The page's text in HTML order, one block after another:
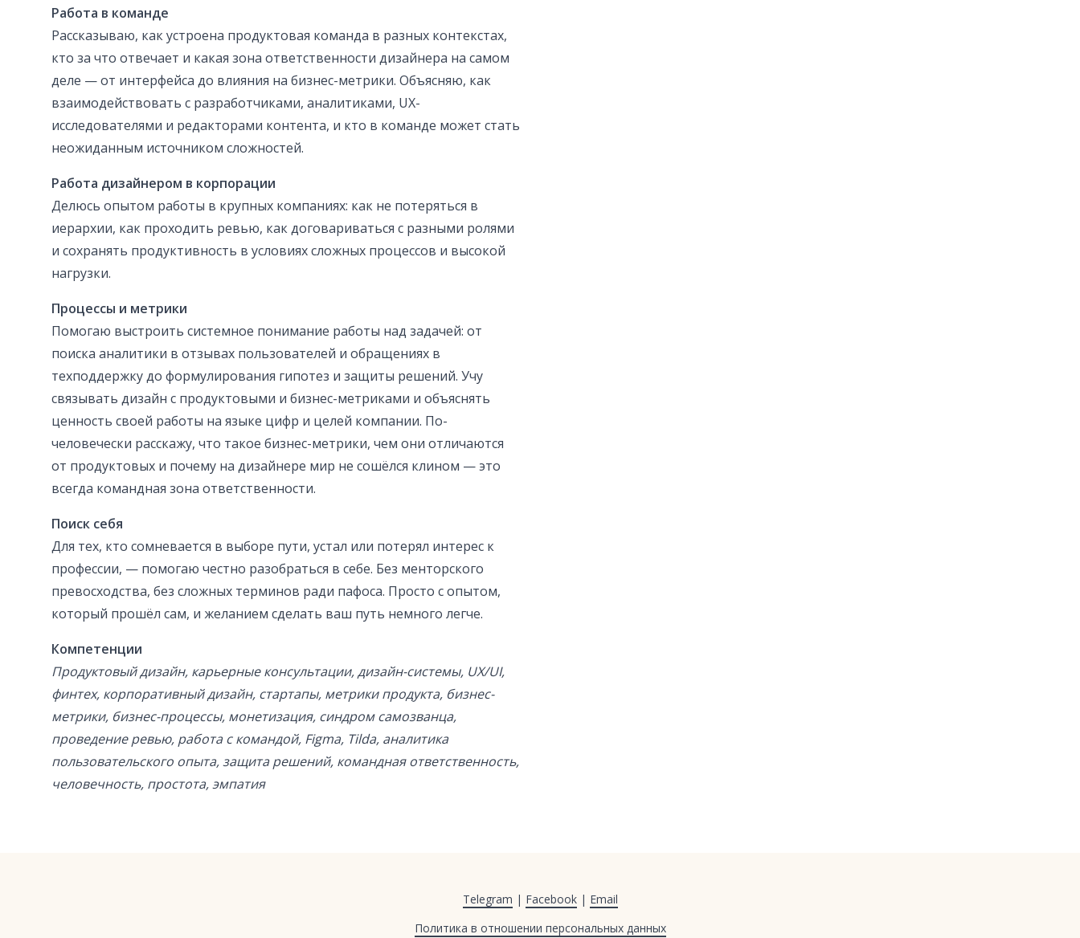
Работа в команде
Рассказываю, как устроена продуктовая команда в разных контекстах,
кто за что отвечает и какая зона ответственности дизайнера на самом
деле — от интерфейса до влияния на бизнес-метрики. Объясняю, как
взаимодействовать с разработчиками, аналитиками, UX-
исследователями и редакторами контента, и кто в команде может стать
неожиданным источником сложностей.
Работа дизайнером в корпорации
Делюсь опытом работы в крупных компаниях: как не потеряться в
иерархии, как проходить ревью, как договариваться с разными ролями
и сохранять продуктивность в условиях сложных процессов и высокой
нагрузки.
Процессы и метрики
Помогаю выстроить системное понимание работы над задачей: от
поиска аналитики в отзывах пользователей и обращениях в
техподдержку до формулирования гипотез и защиты решений. Учу
связывать дизайн с продуктовыми и бизнес-метриками и объяснять
ценность своей работы на языке цифр и целей компании. По-
человечески расскажу, что такое бизнес-метрики, чем они отличаются
от продуктовых и почему на дизайнере мир не сошёлся клином — это
всегда командная зона ответственности.
Поиск себя
Для тех, кто сомневается в выборе пути, устал или потерял интерес к
профессии, — помогаю честно разобраться в себе. Без менторского
превосходства, без сложных терминов ради пафоса. Просто с опытом,
который прошёл сам, и желанием сделать ваш путь немного легче.
Компетенции
Продуктовый дизайн, карьерные консультации, дизайн-системы, UX/UI,
финтех, корпоративный дизайн, стартапы, метрики продукта, бизнес-
метрики, бизнес-процессы, монетизация, синдром самозванца,
проведение ревью, работа с командой, Figma, Tilda, аналитика
пользовательского опыта, защита решений, командная ответственность,
человечность, простота, эмпатия
Telegram | Facebook| Email
Политика в отношении персональных данных